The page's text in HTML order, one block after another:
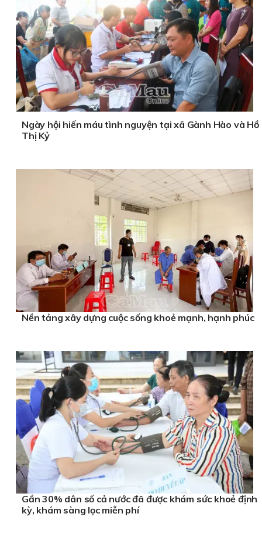
Ngày hội hiến máu tình nguyện tại xã Gành Hào và Hồ
Thị Kỷ
Nền tảng xây dựng cuộc sống khoẻ mạnh, hạnh phúc
Gần 30% dân số cả nước đã được khám sức khoẻ định
kỳ, khám sàng lọc miễn phí